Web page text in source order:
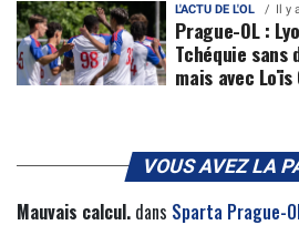
L'ACTU DE L'OL Il y
Prague-OL :
Tchéquie sans
mais avec Loïs
VOUS AVEZ LA
Mauvais calcul. dans Sparta Prague-